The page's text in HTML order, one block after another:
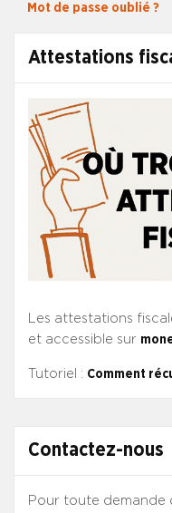
Attestations
Les attestations
et accessible sur
Tutoriel : Comment
Contactez-nous
Pour toute demande
Mot de passe oublié ?